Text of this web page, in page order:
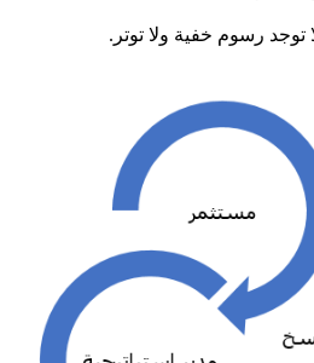
توجد رسوم خفية ولا توتر.